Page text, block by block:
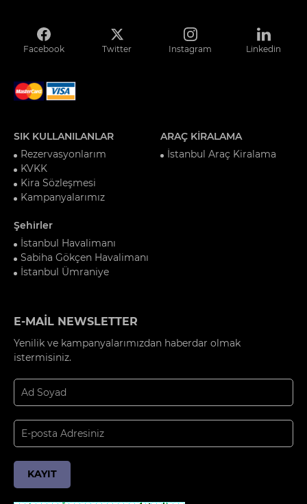
Facebook Twitter Instagram Linkedin
SIK KULLANILANLAR
Rezervasyonlarım
KVKK
Kira Sözleşmesi
Kampanyalarımız
ARAÇ KİRALAMA
İstanbul Araç Kiralama
Şehirler
İstanbul Havalimanı
Sabiha Gökçen Havalimanı
İstanbul Ümraniye
E-MAİL NEWSLETTER
Yenilik ve kampanyalarımızdan haberdar olmak
istermisiniz.
KAYIT